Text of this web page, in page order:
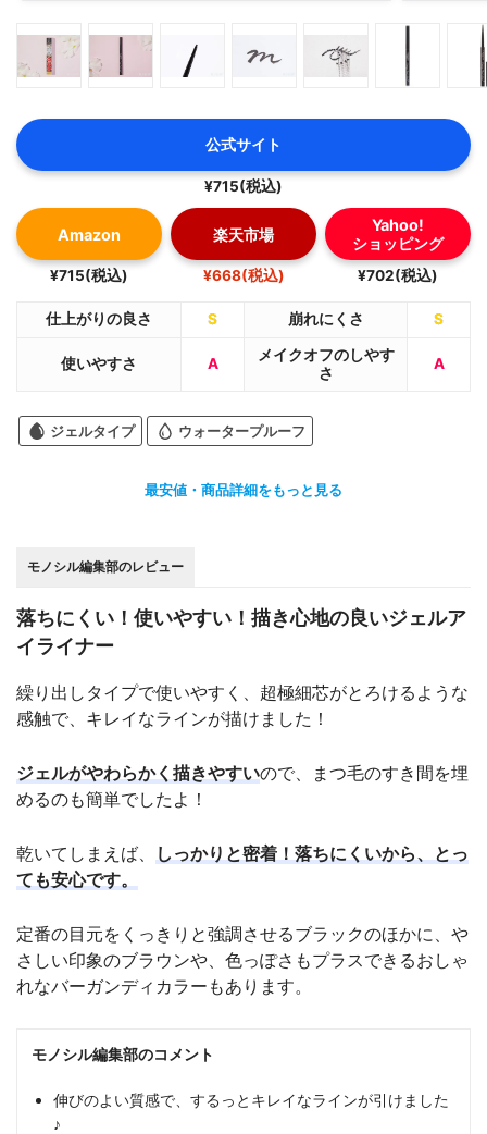
公式サイト
¥715(税込)
Amazon
¥715(税込)
楽天市場
¥668(税込)
Yahoo!
ショッピング
¥702(税込)
仕上がりの良さ S 崩れにくさ S
使いやすさ A
メイクオフのしやす
さ
A
ジェルタイプ ウォータープルーフ
最安値・商品詳細をもっと見る
モノシル編集部のレビュー
落ちにくい！使いやすい！描き心地の良いジェルア
イライナー
繰り出しタイプで使いやすく、超極細芯がとろけるような
感触で、キレイなラインが描けました！
ジェルがやわらかく描きやすいので、まつ毛のすき間を埋
めるのも簡単でしたよ！
乾いてしまえば、
しっかりと密着！落ちにくいから、とっ
ても安心です。
定番の目元をくっきりと強調させるブラックのほかに、や
さしい印象のブラウンや、色っぽさもプラスできるおしゃ
れなバーガンディカラーもあります。
モノシル編集部のコメント
伸びのよい質感で、するっとキレイなラインが引けました
♪